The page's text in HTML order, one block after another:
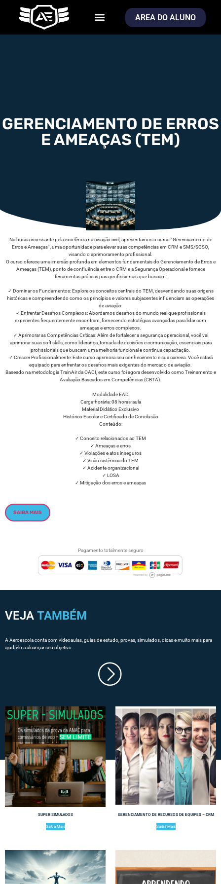
AREA DO ALUNO
GERENCIAMENTO DE ERROS
E AMEAÇAS (TEM)
Na busca incessante pela excelência na aviação civil, apresentamos o curso “Gerenciamento de
Erros e Ameaças”, uma oportunidade para elevar suas competências em CRM e SMS/SGSO,
visando o aprimoramento profissional.
O curso oferece uma imersão profunda em elementos fundamentais do Gerenciamento de Erros e
Ameaças (TEM), ponto de confluência entre o CRM e a Segurança Operacional e fornece
ferramentas práticas para profissionais que buscam:
✓ Dominar os Fundamentos: Explore os conceitos centrais do TEM, desvendando suas origens
históricas e compreendendo como os princípios e valores subjacentes influenciam as operações
de aviação.
✓ Enfrentar Desafios Complexos: Abordamos desafios do mundo real que profissionais
experientes frequentemente encontram, fornecendo estratégias avançadas para lidar com
ameaças e erros complexos.
✓ Aprimorar as Competências Críticas: Além de fortalecer a segurança operacional, você vai
aprimorar suas soft skills, como liderança, tomada de decisões e comunicação, essenciais para
profissionais que buscam uma melhoria funcional e contínua capacitação.
✓ Crescer Profissionalmente: Este curso aprimora seu conhecimento e sua carreira. Você estará
equipado para enfrentar os desafios mais exigentes do mercado de aviação.
Baseado na metodologia TrainAir da OACI, este curso foi agora desenvolvido como Treinamento e
Avaliação Baseados em Competências (CBTA).
Modalidade EAD
Carga-horária: 08 horas-aula
Material Didático Exclusivo
Histórico Escolar e Certificado de Conclusão
Conteúdo:
✓ Conceito relacionados ao TEM
✓ Ameaças e erros
✓ Violações e atos inseguros
✓ Visão sistêmica do TEM
✓ Acidente organizacional
✓ LOSA
✓ Mitigação dos erros e ameaças
SAIBA MAIS
Pagamento totalmente seguro
VEJA TAMBÉM
A Aeroescola conta com videoaulas, guias de estudo, provas, simulados, dicas e muito mais para
ajudá-lo a alcançar seu objetivo.
SUPER SIMULADOS
Saiba Mais
GERENCIAMENTO DE RECURSOS DE EQUIPES – CRM
Saiba Mais